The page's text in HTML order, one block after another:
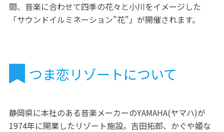
間、音楽に合わせて四季の花々と小川をイメージした
「サウンドイルミネーション"花"」が開催されます。
つま恋リゾートについて
静岡県に本社のある音楽メーカーのYAMAHA(ヤマハ)が
1974年に開業したリゾート施設。吉田拓郎、かぐや姫な